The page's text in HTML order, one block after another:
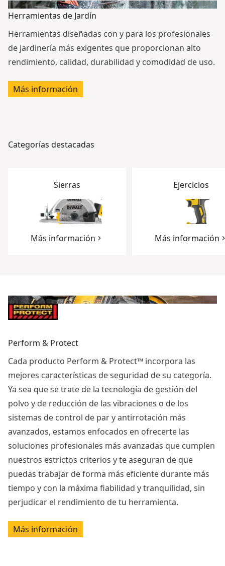
Herramientas de Jardín
Herramientas diseñadas con y para los profesionales
de jardinería más exigentes que proporcionan alto
rendimiento, calidad, durabilidad y comodidad de uso.
Más información
Categorías destacadas
Sierras
Más información
Ejercicios
Más información
Perform & Protect
Cada producto Perform & Protect™ incorpora las
mejores características de seguridad de su categoría.
Ya sea que se trate de la tecnología de gestión del
polvo y de reducción de las vibraciones o de los
sistemas de control de par y antirrotación más
avanzados, estamos enfocados en ofrecerte las
soluciones profesionales más avanzadas que cumplen
nuestros estrictos criterios y te aseguran de que
puedas trabajar de forma más eficiente durante más
tiempo y con la máxima fiabilidad y tranquilidad, sin
perjudicar el rendimiento de tu herramienta.
Más información